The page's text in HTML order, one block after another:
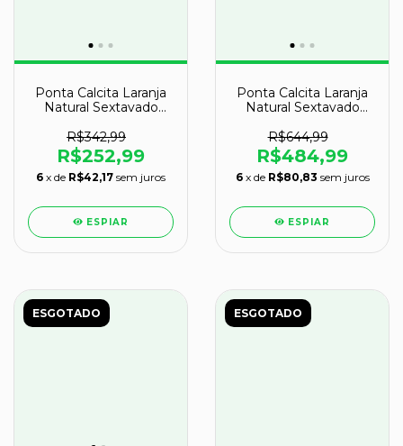
Ponta Calcita Laranja
Natural Sextavado
R$342,99
R$252,99
6 x de R$42,17 sem juros
ESPIAR
Ponta Calcita Laranja
Natural Sextavado
R$644,99
R$484,99
6 x de R$80,83 sem juros
ESPIAR
ESGOTADO ESGOTADO